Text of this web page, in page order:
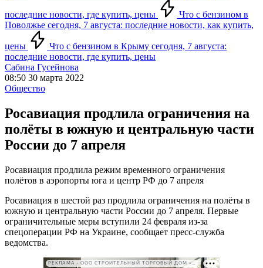
последние новости, где купить, цены
Что с бензином в
Поволжье сегодня, 7 августа: последние новости, как купить,
цены
Что с бензином в Крыму сегодня, 7 августа:
последние новости, где купить, цены
Сабина Гусейнова
08:50 30 марта 2022
Общество
Росавиация продлила ограничения на
полёты в южную и центральную части
России до 7 апреля
Росавиация продлила режим временного ограничения
полётов в аэропорты юга и центр РФ до 7 апреля
Росавиация в шестой раз продлила ограничения на полёты в
южную и центральную части России до 7 апреля. Первые
ограничительные меры вступили 24 февраля из-за
спецоперации РФ на Украине, сообщает пресс-служба
ведомства.
РЕКЛАМА • ООО СТРОИТЕЛЬНЫЙ ТОРГОВЫЙ ДОМ «ПЕТРОВИЧ». ИНН: 7802348846